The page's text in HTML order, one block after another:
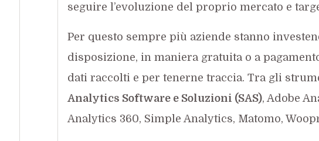
seguire l’evoluzione del proprio mercato e
Per questo sempre più aziende stanno
disposizione, in maniera gratuita o a
dati raccolti e per tenerne traccia. Tra gli
Analytics Software e Soluzioni (SAS), Adobe
Analytics 360, Simple Analytics, Matomo,